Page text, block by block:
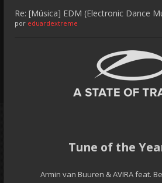
Re: [Música] EDM (Electronic Dance
por eduardextreme
Tune of the
Armin van Buuren & AVIRA feat.